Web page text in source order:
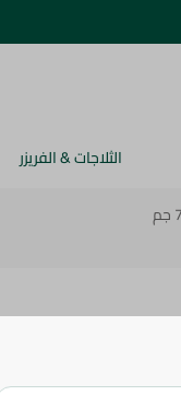
الثلاجات & الفريزر